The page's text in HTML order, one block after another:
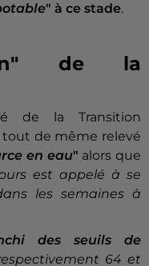
" à ce stade.
de la
de la Transition
tout de même relevé
en eau" alors que
est appelé à se
les semaines à
des seuils de
64 et